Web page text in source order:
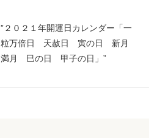
”２０２１年開運日カレンダー「一
粒万倍日 天赦日 寅の日 新月
満月 巳の日 甲子の日」”